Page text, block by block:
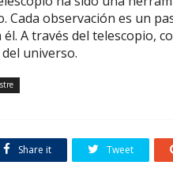
Cada observación es un
A través del telescopio,
universo.
Share it Tweet